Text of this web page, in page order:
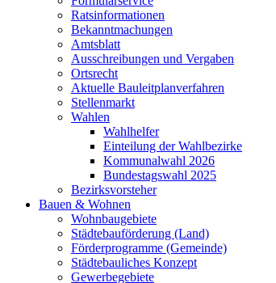
Ratsinformationen
Bekanntmachungen
Amtsblatt
Ausschreibungen und Vergaben
Ortsrecht
Aktuelle Bauleitplanverfahren
Stellenmarkt
Wahlen
Wahlhelfer
Einteilung der Wahlbezirke
Kommunalwahl 2026
Bundestagswahl 2025
Bezirksvorsteher
Bauen & Wohnen
Wohnbaugebiete
Städtebauförderung (Land)
Förderprogramme (Gemeinde)
Städtebauliches Konzept
Gewerbegebiete